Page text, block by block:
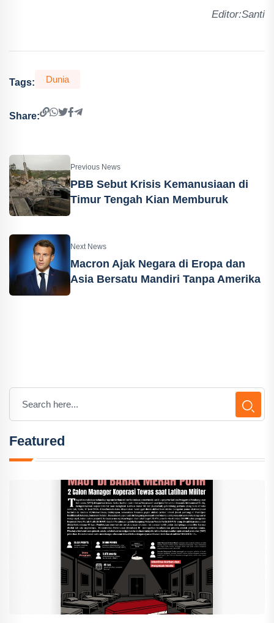
Editor:Santi
Tags: Dunia
Share:
Previous News
PBB Sebut Krisis Kemanusiaan di
Timur Tengah Kian Memburuk
Next News
Macron Ajak Negara di Eropa dan
Asia Bersatu Mandiri Tanpa Amerika
Featured